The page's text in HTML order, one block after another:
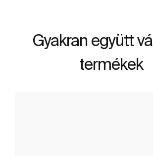
Gyakran együtt
termékek